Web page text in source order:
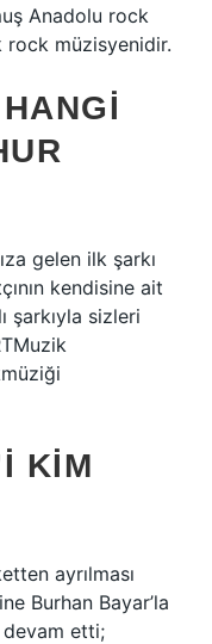
Anadolu rock
rock müzisyenidir.
gelen ilk şarkı
kendisine ait
şarkıyla sizleri
KIM
ayrılması
Burhan Bayar’la
devam etti;